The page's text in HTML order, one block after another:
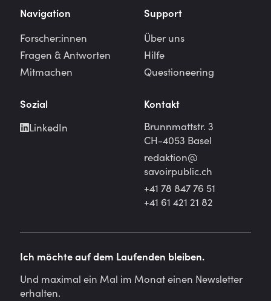
Navigation
Forscher:innen
Fragen & Antworten
Mitmachen
Support
Über uns
Hilfe
Questioneering
Sozial
LinkedIn
Kontakt
Brunnmattstr. 3
CH-4053 Basel
redaktion@
savoirpublic.ch
+41 78 847 76 51
+41 61 421 21 82
Ich möchte auf dem Laufenden bleiben.
Und maximal ein Mal im Monat einen Newsletter
erhalten.